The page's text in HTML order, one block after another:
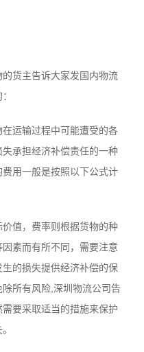
货主告诉大家发国内物流
运输过程中可能遭受的各
承担经济补偿责任的一种
用一般是按照以下公式计
值，费率则根据货物的种
素而有所不同，需要注意
的损失提供经济补偿的保
所有风险,深圳物流公司告
要采取适当的措施来保护